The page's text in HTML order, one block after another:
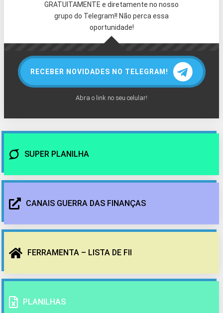
GRATUITAMENTE e diretamente no nosso
grupo do Telegram!! Não perca essa
oportunidade!
RECEBER NOVIDADES NO TELEGRAM!
Abra o link no seu celular!
SUPER PLANILHA
CANAIS GUERRA DAS FINANÇAS
FERRAMENTA – LISTA DE FII
PLANILHAS